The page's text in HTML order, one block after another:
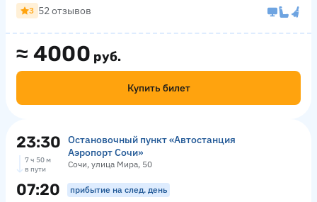
≈ 4000 руб.
Купить билет
3 52 отзывов
23:30
Остановочный пункт «Автостанция
Аэропорт Сочи»
Сочи, улица Мира, 50
7 ч 50 м
в пути
07:20 прибытие на след. день